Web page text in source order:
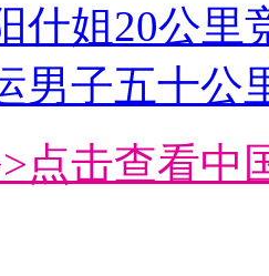
什姐20公里
男子五十公
点击查看中